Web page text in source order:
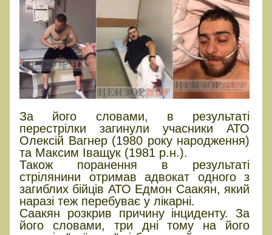
За його словами, в результаті
перестрілки загинули учасники АТО
Олексій Вагнер (1980 року народження)
та Максим Іващук (1981 р.н.).
Також поранення в результаті
стрілянини отримав адвокат одного з
загиблих бійців АТО Едмон Саакян, який
наразі теж перебуває у лікарні.
Саакян розкрив причину інциденту. За
його словами, три дні тому на його